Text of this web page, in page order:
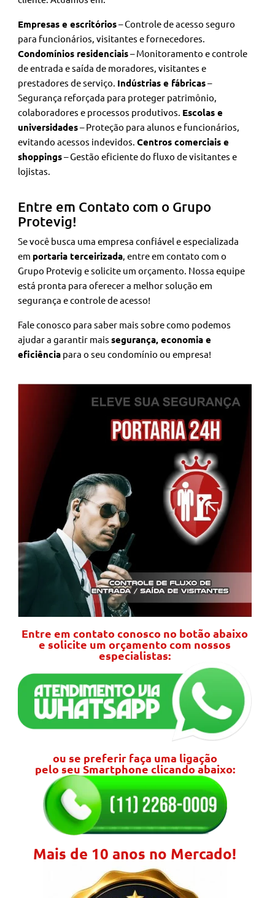
Empresas e escritórios– Controle de acesso seguro
para funcionários, visitantes e fornecedores.
Condomínios residenciais– Monitoramento e controle
de entrada e saída de moradores, visitantes e
prestadores de serviço. Indústrias e fábricas–
Segurança reforçada para proteger patrimônio,
colaboradores e processos produtivos. Escolas e
universidades– Proteção para alunos e funcionários,
evitando acessos indevidos.Centros comerciais e
shoppings– Gestão eficiente do fluxo de visitantes e
lojistas.
Entre em Contato com o Grupo
Protevig!
Se você busca uma empresa confiável e especializada
em portaria terceirizada , entre em contato com o
Grupo Protevig e solicite um orçamento. Nossa equipe
está pronta para oferecer a melhor solução em
segurança e controle de acesso!
Fale conosco para saber mais sobre como podemos
ajudar a garantir maissegurança, economia e
eficiência para o seu condomínio ou empresa!
Entre em contato conosco no botão abaixo
e solicite um orçamento com nossos
especialistas:
ou se preferir faça uma ligação
pelo seu Smartphone clicando abaixo:
Mais de 10 anos no Mercado!